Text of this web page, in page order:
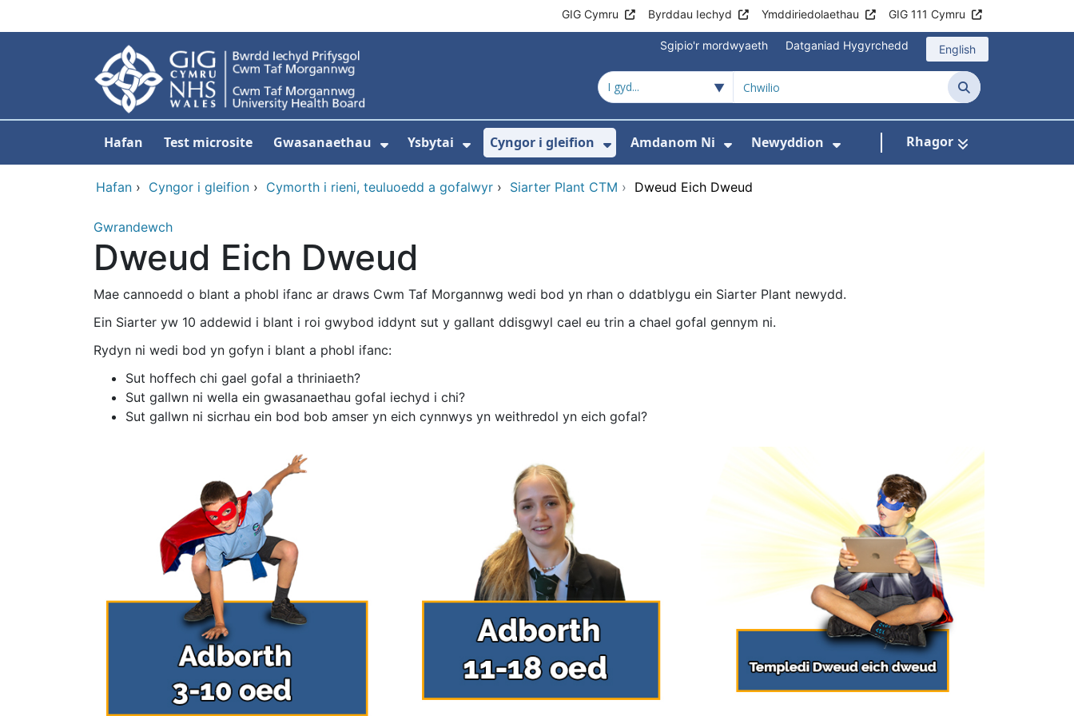
GIG Cymru Byrddau Iechyd Ymddiriedolaethau GIG 111 Cymru
Sgipio'r mordwyaeth Datganiad Hygyrchedd English
Chwilio
Hafan Test microsite Gwasanaethau
Dangos isddewislen ar gyfer Gwasanaethau
Ysbytai
Dangos isddewislen ar gyfer Ysbytai
Cyngor i gleifion
Dangos isddewislen ar gyfer Cyngor i gleifion
Amdanom Ni Newyddion Rhagor
Hafan › Cyngor i gleifion › Cymorth i rieni, teuluoedd a gofalwyr › Siarter Plant CTM › Dweud Eich Dweud
Gwrandewch
Dweud Eich Dweud
Mae cannoedd o blant a phobl ifanc ar draws Cwm Taf Morgannwg wedi bod yn rhan o ddatblygu ein Siarter Plant newydd.
Ein Siarter yw 10 addewid i blant i roi gwybod iddynt sut y gallant ddisgwyl cael eu trin a chael gofal gennym ni.
Rydyn ni wedi bod yn gofyn i blant a phobl ifanc:
Sut hoffech chi gael gofal a thriniaeth?
Sut gallwn ni wella ein gwasanaethau gofal iechyd i chi?
Sut gallwn ni sicrhau ein bod bob amser yn eich cynnwys yn weithredol yn eich gofal?